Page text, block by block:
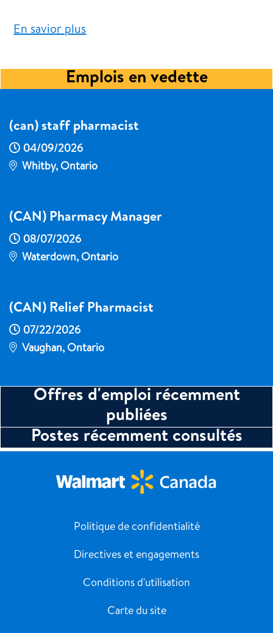
En savior plus
Emplois en vedette
(can) staff pharmacist
04/09/2026
Whitby, Ontario
(CAN) Pharmacy Manager
08/07/2026
Waterdown, Ontario
(CAN) Relief Pharmacist
07/22/2026
Vaughan, Ontario
Offres d'emploi récemment
publiées
Postes récemment consultés
Politique de confidentialité
Directives et engagements
Conditions d'utilisation
Carte du site